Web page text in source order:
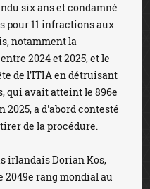
six ans et condamné
pour 11 infractions aux
notamment la
2024 et 2025, et le
de l’ITIA en détruisant
qui avait atteint le 896e
a d'abord contesté
de la procédure.
irlandais Dorian Kos,
2049e rang mondial au